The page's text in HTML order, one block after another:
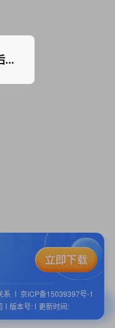
期待
系
京ICP备15039397号-1
版本号: 更新时间:
...